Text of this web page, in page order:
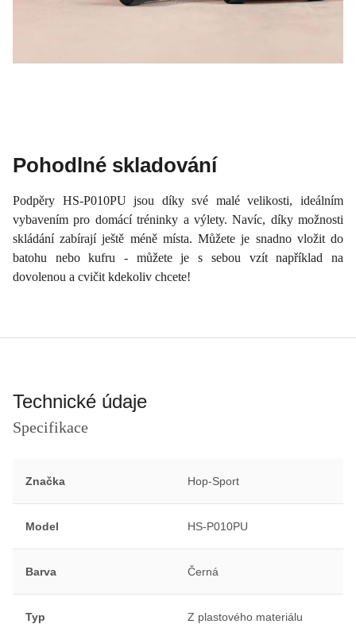
Pohodlné skladování
Podpěry HS-P010PU jsou díky své malé velikosti, ideálním
vybavením pro domácí tréninky a výlety. Navíc, díky možnosti
skládání zabírají ještě méně místa. Můžete je snadno vložit do
batohu nebo kufru - můžete je s sebou vzít například na
dovolenou a cvičit kdekoliv chcete!
Technické údaje
Specifikace
Značka Hop-Sport
Model HS-P010PU
Barva Černá
Typ Z plastového materiálu